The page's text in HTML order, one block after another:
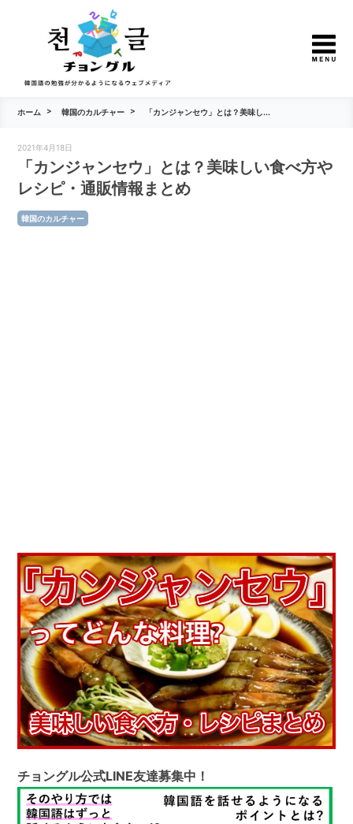
ホーム 韓国のカルチャー 「カンジャンセウ」とは？美味し...
2021年4月18日
「カンジャンセウ」とは？美味しい食べ方や
レシピ・通販情報まとめ
韓国のカルチャー
チョングル公式LINE友達募集中！